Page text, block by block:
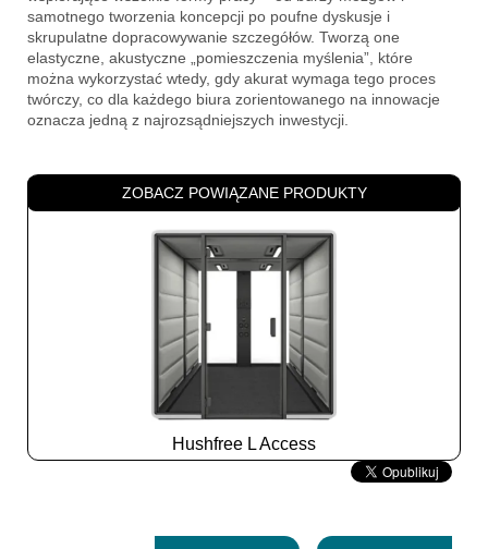
samotnego tworzenia koncepcji po poufne dyskusje i
skrupulatne dopracowywanie szczegółów. Tworzą one
elastyczne, akustyczne „pomieszczenia myślenia”, które
można wykorzystać wtedy, gdy akurat wymaga tego proces
twórczy, co dla każdego biura zorientowanego na innowacje
oznacza jedną z najrozsądniejszych inwestycji.
ZOBACZ POWIĄZANE PRODUKTY
Hushfree L Access
Slide